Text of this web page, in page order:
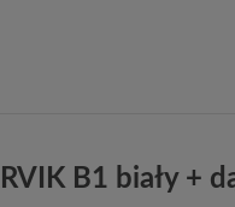
B1 biały +